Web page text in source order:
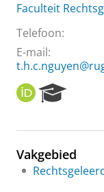
Faculteit
Telefoon:
E-mail:
O
R
I
e
r
c
Vakgebied